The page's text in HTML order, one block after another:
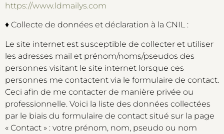
https://www.ldmailys.com
♦ Collecte de données et déclaration à la CNIL :
Le site internet est susceptible de collecter et utiliser
les adresses mail et prénom/noms/pseudos des
personnes visitant le site internet lorsque ces
personnes me contactent via le formulaire de contact.
Ceci afin de me contacter de manière privée ou
professionnelle. Voici la liste des données collectées
par le biais du formulaire de contact situé sur la page
« Contact » : votre prénom, nom, pseudo ou nom